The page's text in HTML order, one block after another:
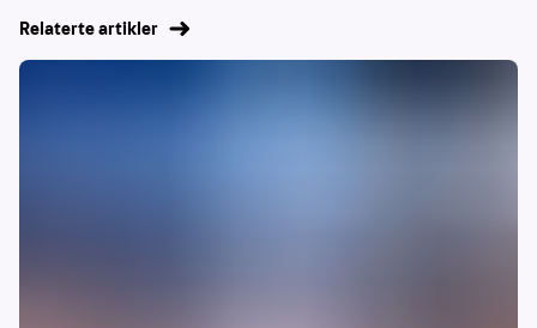
Relaterte artikler